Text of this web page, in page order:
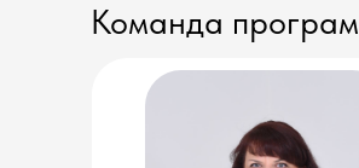
Команда